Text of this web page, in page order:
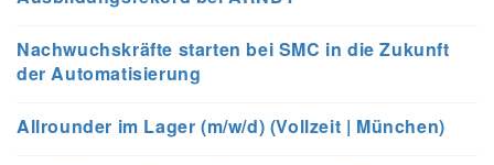
Nachwuchskräfte starten bei SMC in die Zukunft
der Automatisierung
Allrounder im Lager (m/w/d) (Vollzeit | München)